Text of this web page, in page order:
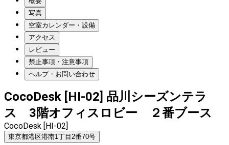
写真
空室カレンダー・設備
アクセス
レビュー
禁止事項・注意事項
ヘルプ・お問い合わせ
CocoDesk [HI-02] 品川シーズンテラ
ス 3階オフィスロビー ２番ブース
CocoDesk [HI-02]
東京都港区港南1丁目2番70号